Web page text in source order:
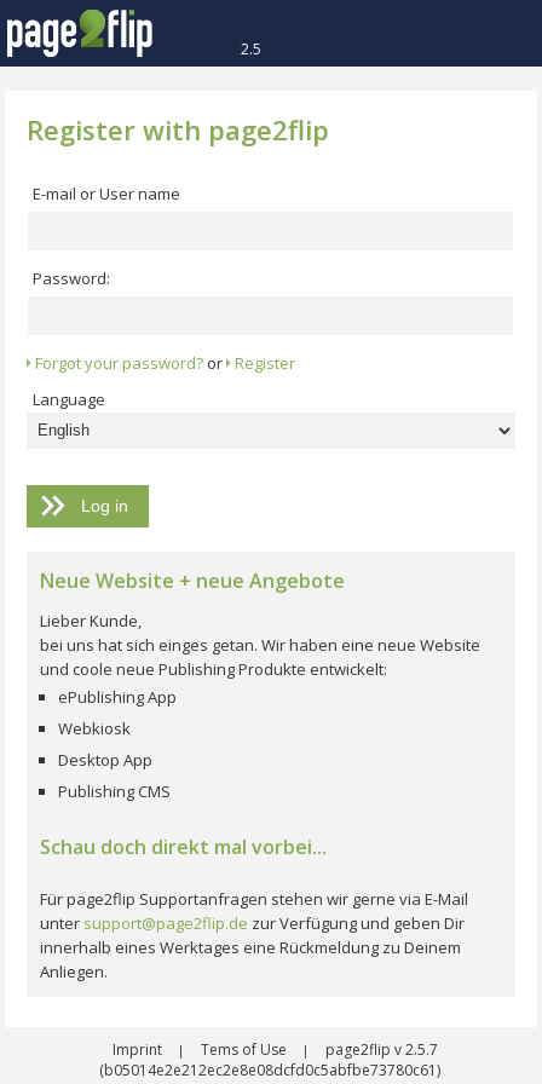
2.5
Register with page2flip
E-mail or User name
Password:
Forgot your password? or Register
Language
Neue Website + neue Angebote
Lieber Kunde,
bei uns hat sich einges getan. Wir haben eine neue Website
und coole neue Publishing Produkte entwickelt:
ePublishing App
Webkiosk
Desktop App
Publishing CMS
Schau doch direkt mal vorbei...
Für page2flip Supportanfragen stehen wir gerne via E-Mail
unter support@page2flip.de zur Verfügung und geben Dir
innerhalb eines Werktages eine Rückmeldung zu Deinem
Anliegen.
Imprint | Tems of Use |
page2flip v 2.5.7
(b05014e2e212ec2e8e08dcfd0c5abfbe73780c61)